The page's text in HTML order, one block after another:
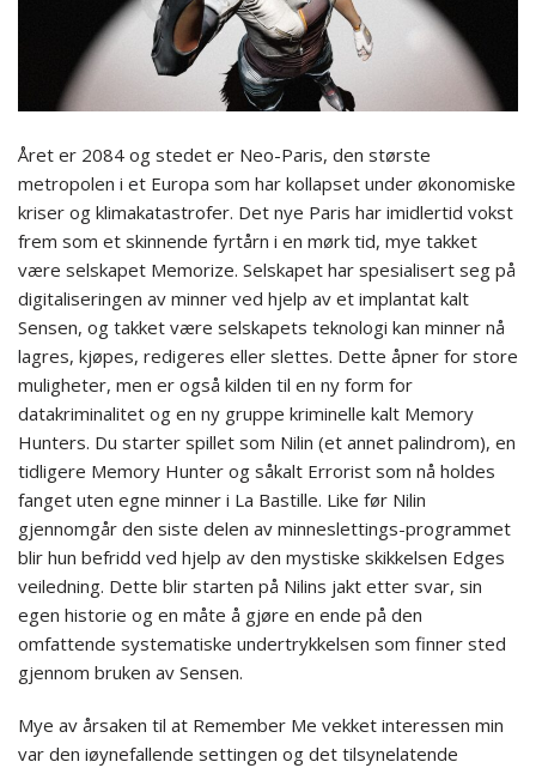
Året er 2084 og stedet er Neo-Paris, den største
metropolen i et Europa som har kollapset under økonomiske
kriser og klimakatastrofer. Det nye Paris har imidlertid vokst
frem som et skinnende fyrtårn i en mørk tid, mye takket
være selskapet Memorize. Selskapet har spesialisert seg på
digitaliseringen av minner ved hjelp av et implantat kalt
Sensen, og takket være selskapets teknologi kan minner nå
lagres, kjøpes, redigeres eller slettes. Dette åpner for store
muligheter, men er også kilden til en ny form for
datakriminalitet og en ny gruppe kriminelle kalt Memory
Hunters. Du starter spillet som Nilin (et annet palindrom), en
tidligere Memory Hunter og såkalt Errorist som nå holdes
fanget uten egne minner i La Bastille. Like før Nilin
gjennomgår den siste delen av minneslettings-programmet
blir hun befridd ved hjelp av den mystiske skikkelsen Edges
veiledning. Dette blir starten på Nilins jakt etter svar, sin
egen historie og en måte å gjøre en ende på den
omfattende systematiske undertrykkelsen som finner sted
gjennom bruken av Sensen.
Mye av årsaken til at Remember Me vekket interessen min
var den iøynefallende settingen og det tilsynelatende